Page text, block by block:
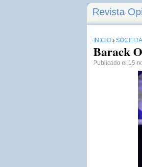
Revista
INICIO ›
Barack
Publicado el 15